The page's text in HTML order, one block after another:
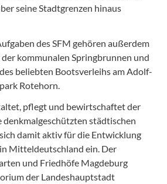
seine Stadtgrenzen hinaus
des SFM gehören außerdem
kommunalen Springbrunnen und
beliebten Bootsverleihs am Adolf-
Rotehorn.
pflegt und bewirtschaftet der
denkmalgeschützten städtischen
damit aktiv für die Entwicklung
Mitteldeutschland ein. Der
und Friedhöfe Magdeburg
der Landeshauptstadt